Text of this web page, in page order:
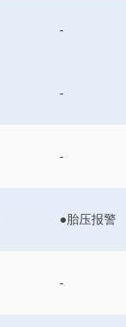
-
-
-
●胎压报警
-